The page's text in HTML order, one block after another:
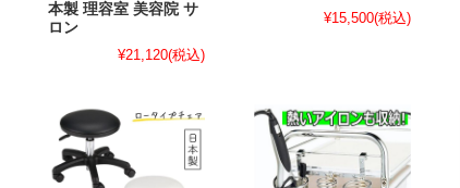
本製 理容室 美容院 サ
ロン
¥21,120(税込)
¥15,500(税込)